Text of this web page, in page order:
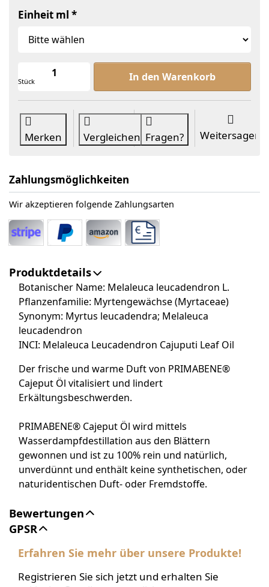
Einheit ml
Stück
Cajeput , 100% rein ätherisches Öl
In den Warenkorb
Merken Vergleichen Fragen? Weitersagen
Zahlungsmöglichkeiten
Wir akzeptieren folgende Zahlungsarten
Produktdetails
Botanischer Name: Melaleuca leucadendron L.
Pflanzenfamilie: Myrtengewächse (Myrtaceae)
Synonym: Myrtus leucadendra; Melaleuca
leucadendron
INCI: Melaleuca Leucadendron Cajuputi Leaf Oil
Der frische und warme Duft von PRIMABENE®
Cajeput Öl vitalisiert und lindert
Erkältungsbeschwerden.
PRIMABENE® Cajeput Öl wird mittels
Wasserdampfdestillation aus den Blättern
gewonnen und ist zu 100% rein und natürlich,
unverdünnt und enthält keine synthetischen, oder
naturidentischen Duft- oder Fremdstoffe.
Bewertungen
GPSR
Erfahren Sie mehr über unsere Produkte!
Registrieren Sie sich jetzt und erhalten Sie